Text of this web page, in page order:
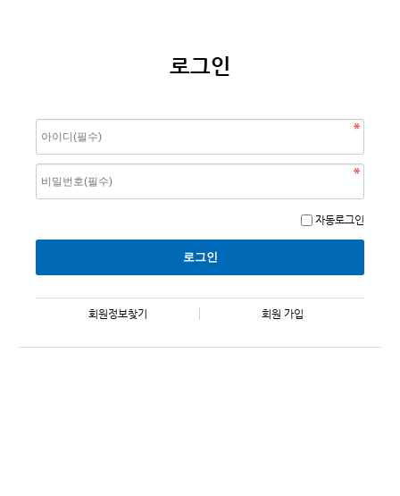
로그인
자동로그인
회원정보찾기 회원 가입